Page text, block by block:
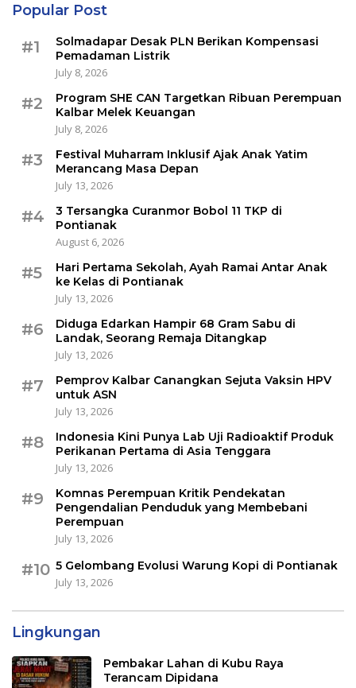
Popular Post
#1
Solmadapar Desak PLN Berikan Kompensasi
Pemadaman Listrik
July 8, 2026
#2
Program SHE CAN Targetkan Ribuan Perempuan
Kalbar Melek Keuangan
July 8, 2026
#3
Festival Muharram Inklusif Ajak Anak Yatim
Merancang Masa Depan
July 13, 2026
#4
3 Tersangka Curanmor Bobol 11 TKP di
Pontianak
August 6, 2026
#5
Hari Pertama Sekolah, Ayah Ramai Antar Anak
ke Kelas di Pontianak
July 13, 2026
#6
Diduga Edarkan Hampir 68 Gram Sabu di
Landak, Seorang Remaja Ditangkap
July 13, 2026
#7
Pemprov Kalbar Canangkan Sejuta Vaksin HPV
untuk ASN
July 13, 2026
#8
Indonesia Kini Punya Lab Uji Radioaktif Produk
Perikanan Pertama di Asia Tenggara
July 13, 2026
#9
Komnas Perempuan Kritik Pendekatan
Pengendalian Penduduk yang Membebani
Perempuan
July 13, 2026
#10 5 Gelombang Evolusi Warung Kopi di Pontianak
July 13, 2026
Lingkungan
Pembakar Lahan di Kubu Raya
Terancam Dipidana